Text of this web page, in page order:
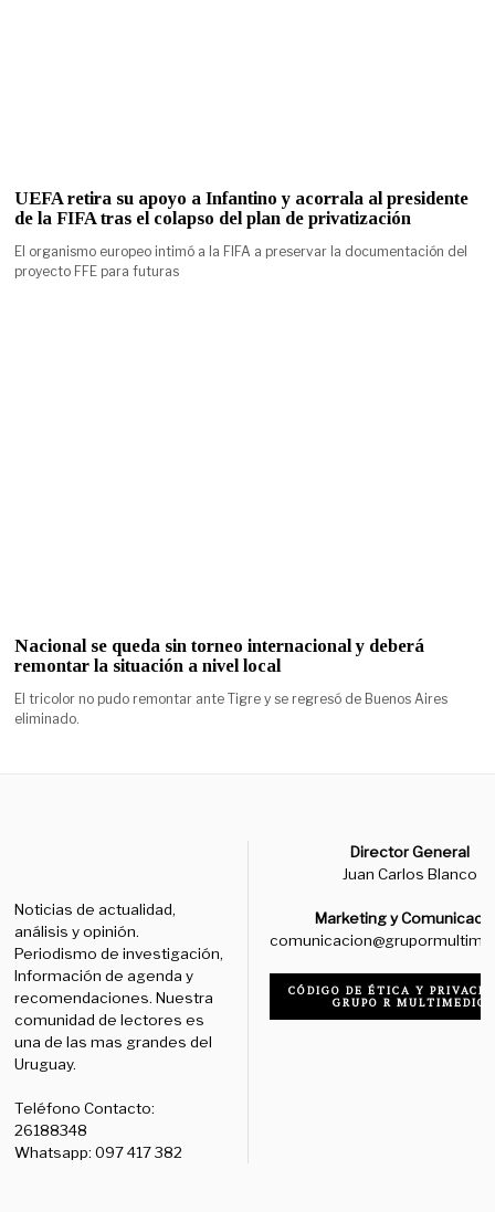
UEFA retira su apoyo a Infantino y acorrala al presidente
de la FIFA tras el colapso del plan de privatización
El organismo europeo intimó a la FIFA a preservar la documentación del
proyecto FFE para futuras
Nacional se queda sin torneo internacional y deberá
remontar la situación a nivel local
El tricolor no pudo remontar ante Tigre y se regresó de Buenos Aires
eliminado.
Noticias de actualidad,
análisis y opinión.
Periodismo de investigación,
Información de agenda y
recomendaciones. Nuestra
comunidad de lectores es
una de las mas grandes del
Uruguay.
Teléfono Contacto:
26188348
Whatsapp: 097 417 382
Director General
Juan Carlos Blanco
Marketing y
CÓDIGO DE ÉTICA Y
GRUPO R MULTIMEDIO